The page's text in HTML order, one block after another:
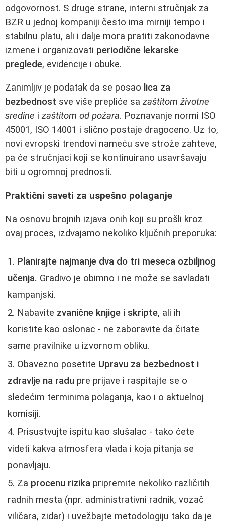
odgovornost. S druge strane, interni stručnjak za
BZR u jednoj kompaniji često ima mirniji tempo i
stabilnu platu, ali i dalje mora pratiti zakonodavne
izmene i organizovati periodične lekarske
preglede, evidencije i obuke.
Zanimljiv je podatak da se posao lica za
bezbednost sve više prepliće sa zaštitom životne
sredine i zaštitom od požara. Poznavanje normi ISO
45001, ISO 14001 i slično postaje dragoceno. Uz to,
novi evropski trendovi nameću sve strože zahteve,
pa će stručnjaci koji se kontinuirano usavršavaju
biti u ogromnoj prednosti.
Praktični saveti za uspešno polaganje
Na osnovu brojnih izjava onih koji su prošli kroz
ovaj proces, izdvajamo nekoliko ključnih preporuka:
Planirajte najmanje dva do tri meseca ozbiljnog
učenja. Gradivo je obimno i ne može se savladati
kampanjski.
Nabavite zvanične knjige i skripte, ali ih
koristite kao oslonac - ne zaboravite da čitate
same pravilnike u izvornom obliku.
Obavezno posetite Upravu za bezbednost i
zdravlje na radu pre prijave i raspitajte se o
sledećim terminima polaganja, kao i o aktuelnoj
komisiji.
Prisustvujte ispitu kao slušalac - tako ćete
videti kakva atmosfera vlada i koja pitanja se
ponavljaju.
Za procenu rizika pripremite nekoliko različitih
radnih mesta (npr. administrativni radnik, vozač
viličara, zidar) i uvežbajte metodologiju tako da je